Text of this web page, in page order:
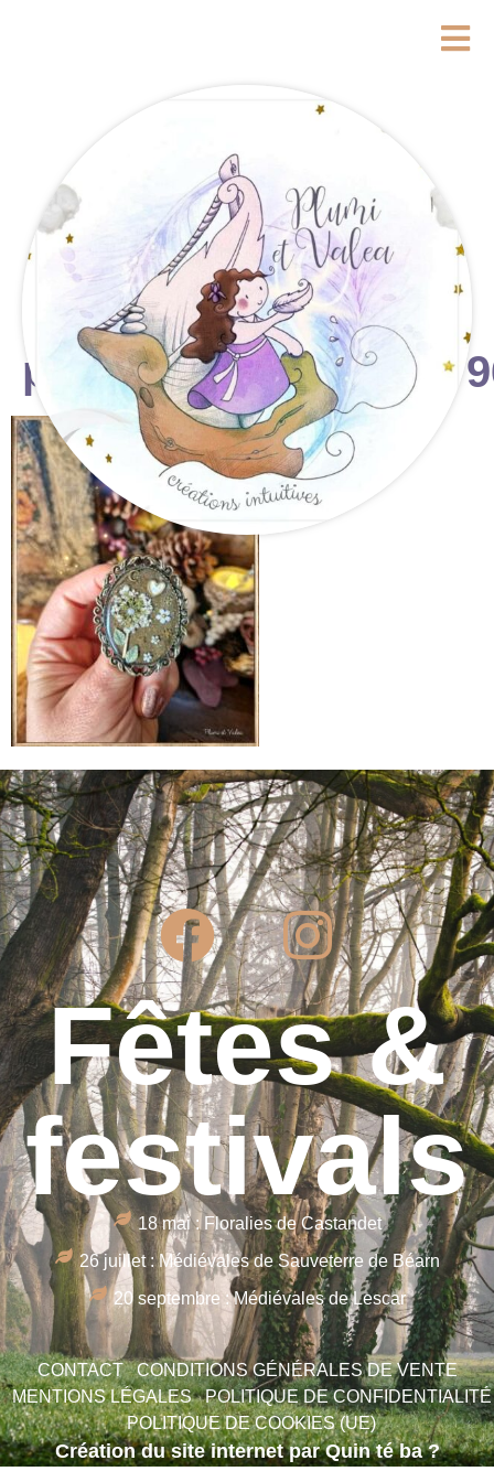
Fêtes &
festivals
18 mai : Floralies de Castandet
26 juillet : Médiévales de Sauveterre de Béarn
20 septembre : Médiévales de Lescar
CONTACT
CONDITIONS GÉNÉRALES DE VENTE
MENTIONS LÉGALES
POLITIQUE DE CONFIDENTIALITÉ
POLITIQUE DE COOKIES (UE)
Création du site internet par Quin té ba ?